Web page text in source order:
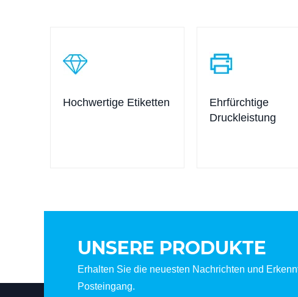
Hochwertige Etiketten
Ehrfürchtige
Druckleistung
UNSERE PRODUKTE
Erhalten Sie die neuesten Nachrichten und
Posteingang.